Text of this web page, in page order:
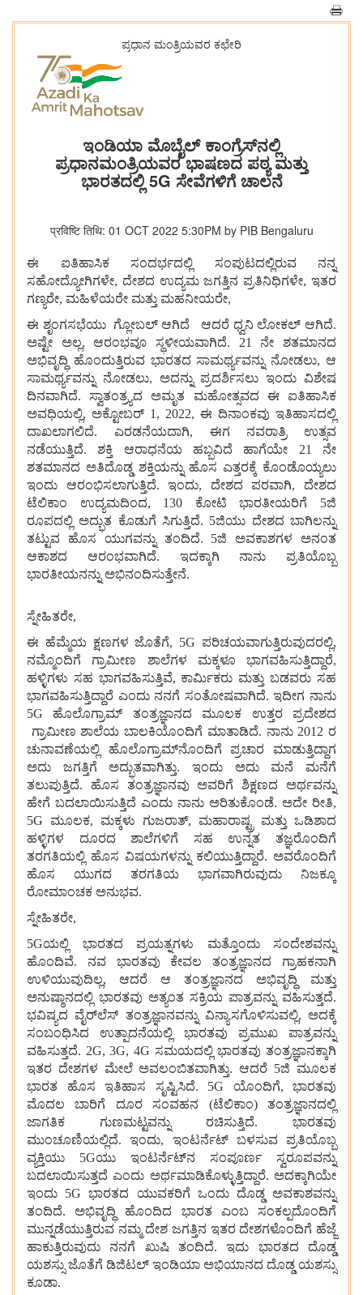
ಪ್ರಧಾನ ಮಂತ್ರಿಯವರ ಕಛೇರಿ
ಇಂಡಿಯಾ ಮೊಬೈಲ್ ಕಾಂಗ್ರೆಸ್‌ನಲ್ಲಿ
ಪ್ರಧಾನಮಂತ್ರಿಯವರ ಭಾಷಣದ ಪಠ್ಯ ಮತ್ತು
ಭಾರತದಲ್ಲಿ 5G ಸೇವೆಗಳಿಗೆ ಚಾಲನೆ
प्रविष्टि तिथि: 01 OCT 2022 5:30PM by PIB Bengaluru
ಈ ಐತಿಹಾಸಿಕ ಸಂದರ್ಭದಲ್ಲಿ ಸಂಪುಟದಲ್ಲಿರುವ ನನ್ನ
ಸಹೋದ್ಯೋಗಿಗಳೇ, ದೇಶದ ಉದ್ಯಮ ಜಗತ್ತಿನ ಪ್ರತಿನಿಧಿಗಳೇ, ಇತರ
ಗಣ್ಯರೇ, ಮಹಿಳೆಯರೇ ಮತ್ತು ಮಹನೀಯರೇ,
ಈ ಶೃಂಗಸಭೆಯು ಗ್ಲೋಬಲ್ ಆಗಿದೆ ಆದರೆ ಧ್ವನಿ ಲೋಕಲ್ ಆಗಿದೆ.
ಅಷ್ಟೇ ಅಲ್ಲ, ಆರಂಭವೂ ಸ್ಥಳೀಯವಾಗಿದೆ. 21 ನೇ ಶತಮಾನದ
ಅಭಿವೃದ್ಧಿ ಹೊಂದುತ್ತಿರುವ ಭಾರತದ ಸಾಮರ್ಥ್ಯವನ್ನು ನೋಡಲು, ಆ
ಸಾಮರ್ಥ್ಯವನ್ನು ನೋಡಲು, ಅದನ್ನು ಪ್ರದರ್ಶಿಸಲು ಇಂದು ವಿಶೇಷ
ದಿನವಾಗಿದೆ. ಸ್ವಾತಂತ್ರ್ಯದ ಅಮೃತ ಮಹೋತ್ಸವದ ಈ ಐತಿಹಾಸಿಕ
ಅವಧಿಯಲ್ಲಿ, ಅಕ್ಟೋಬರ್ 1, 2022, ಈ ದಿನಾಂಕವು ಇತಿಹಾಸದಲ್ಲಿ
ದಾಖಲಾಗಲಿದೆ. ಎರಡನೆಯದಾಗಿ, ಈಗ ನವರಾತ್ರಿ ಉತ್ಸವ
ನಡೆಯುತ್ತಿದೆ. ಶಕ್ತಿ ಆರಾಧನೆಯ ಹಬ್ಬವಿದೆ ಹಾಗೆಯೇ 21 ನೇ
ಶತಮಾನದ ಅತಿದೊಡ್ಡ ಶಕ್ತಿಯನ್ನು ಹೊಸ ಎತ್ತರಕ್ಕೆ ಕೊಂಡೊಯ್ಯಲು
ಇಂದು ಆರಂಭಿಸಲಾಗುತ್ತಿದೆ. ಇಂದು, ದೇಶದ ಪರವಾಗಿ, ದೇಶದ
ಟೆಲಿಕಾಂ ಉದ್ಯಮದಿಂದ, 130 ಕೋಟಿ ಭಾರತೀಯರಿಗೆ 5ಜಿ
ರೂಪದಲ್ಲಿ ಅದ್ಭುತ ಕೊಡುಗೆ ಸಿಗುತ್ತಿದೆ. 5ಜಿಯು ದೇಶದ ಬಾಗಿಲನ್ನು
ತಟ್ಟುವ ಹೊಸ ಯುಗವನ್ನು ತಂದಿದೆ. 5ಜಿ ಅವಕಾಶಗಳ ಅನಂತ
ಆಕಾಶದ ಆರಂಭವಾಗಿದೆ. ಇದಕ್ಕಾಗಿ ನಾನು ಪ್ರತಿಯೊಬ್ಬ
ಭಾರತೀಯನನ್ನು ಅಭಿನಂದಿಸುತ್ತೇನೆ.
ಸ್ನೇಹಿತರೇ,
ಈ ಹೆಮ್ಮೆಯ ಕ್ಷಣಗಳ ಜೊತೆಗೆ, 5G ಪರಿಚಯವಾಗುತ್ತಿರುವುದರಲ್ಲಿ,
ನಮ್ಮೊಂದಿಗೆ ಗ್ರಾಮೀಣ ಶಾಲೆಗಳ ಮಕ್ಕಳೂ ಭಾಗವಹಿಸುತ್ತಿದ್ದಾರೆ,
ಹಳ್ಳಿಗಳು ಸಹ ಭಾಗವಹಿಸುತ್ತಿವೆ, ಕಾರ್ಮಿಕರು ಮತ್ತು ಬಡವರು ಸಹ
ಭಾಗವಹಿಸುತ್ತಿದ್ದಾರೆ ಎಂದು ನನಗೆ ಸಂತೋಷವಾಗಿದೆ. ಇದೀಗ ನಾನು
5G ಹೊಲೊಗ್ರಾಮ್ ತಂತ್ರಜ್ಞಾನದ ಮೂಲಕ ಉತ್ತರ ಪ್ರದೇಶದ
ಗ್ರಾಮೀಣ ಶಾಲೆಯ ಬಾಲಕಿಯೊಂದಿಗೆ ಮಾತಾಡಿದೆ. ನಾನು 2012 ರ
ಚುನಾವಣೆಯಲ್ಲಿ ಹೊಲೊಗ್ರಾಮ್‌ನೊಂದಿಗೆ ಪ್ರಚಾರ ಮಾಡುತ್ತಿದ್ದಾಗ
ಅದು ಜಗತ್ತಿಗೆ ಅದ್ಭುತವಾಗಿತ್ತು. ಇಂದು ಅದು ಮನೆ ಮನೆಗೆ
ತಲುಪುತ್ತಿದೆ. ಹೊಸ ತಂತ್ರಜ್ಞಾನವು ಅವರಿಗೆ ಶಿಕ್ಷಣದ ಅರ್ಥವನ್ನು
ಹೇಗೆ ಬದಲಾಯಿಸುತ್ತಿದೆ ಎಂದು ನಾನು ಅರಿತುಕೊಂಡೆ. ಅದೇ ರೀತಿ,
5G ಮೂಲಕ, ಮಕ್ಕಳು ಗುಜರಾತ್, ಮಹಾರಾಷ್ಟ್ರ ಮತ್ತು ಒಡಿಶಾದ
ಹಳ್ಳಿಗಳ ದೂರದ ಶಾಲೆಗಳಿಗೆ ಸಹ ಉನ್ನತ ತಜ್ಞರೊಂದಿಗೆ
ತರಗತಿಯಲ್ಲಿ ಹೊಸ ವಿಷಯಗಳನ್ನು ಕಲಿಯುತ್ತಿದ್ದಾರೆ. ಅವರೊಂದಿಗೆ
ಹೊಸ ಯುಗದ ತರಗತಿಯ ಭಾಗವಾಗಿರುವುದು ನಿಜಕ್ಕೂ
ರೋಮಾಂಚಕ ಅನುಭವ.
ಸ್ನೇಹಿತರೇ,
5Gಯಲ್ಲಿ ಭಾರತದ ಪ್ರಯತ್ನಗಳು ಮತ್ತೊಂದು ಸಂದೇಶವನ್ನು
ಹೊಂದಿವೆ. ನವ ಭಾರತವು ಕೇವಲ ತಂತ್ರಜ್ಞಾನದ ಗ್ರಾಹಕನಾಗಿ
ಉಳಿಯುವುದಿಲ್ಲ, ಆದರೆ ಆ ತಂತ್ರಜ್ಞಾನದ ಅಭಿವೃದ್ಧಿ ಮತ್ತು
ಅನುಷ್ಠಾನದಲ್ಲಿ ಭಾರತವು ಅತ್ಯಂತ ಸಕ್ರಿಯ ಪಾತ್ರವನ್ನು ವಹಿಸುತ್ತದೆ.
ಭವಿಷ್ಯದ ವೈರ್‌ಲೆಸ್ ತಂತ್ರಜ್ಞಾನವನ್ನು ವಿನ್ಯಾಸಗೊಳಿಸುವಲ್ಲಿ, ಅದಕ್ಕೆ
ಸಂಬಂಧಿಸಿದ ಉತ್ಪಾದನೆಯಲ್ಲಿ ಭಾರತವು ಪ್ರಮುಖ ಪಾತ್ರವನ್ನು
ವಹಿಸುತ್ತದೆ. 2G, 3G, 4G ಸಮಯದಲ್ಲಿ ಭಾರತವು ತಂತ್ರಜ್ಞಾನಕ್ಕಾಗಿ
ಇತರ ದೇಶಗಳ ಮೇಲೆ ಅವಲಂಬಿತವಾಗಿತ್ತು. ಆದರೆ 5ಜಿ ಮೂಲಕ
ಭಾರತ ಹೊಸ ಇತಿಹಾಸ ಸೃಷ್ಟಿಸಿದೆ. 5G ಯೊಂದಿಗೆ, ಭಾರತವು
ಮೊದಲ ಬಾರಿಗೆ ದೂರ ಸಂವಹನ (ಟೆಲಿಕಾಂ) ತಂತ್ರಜ್ಞಾನದಲ್ಲಿ
ಜಾಗತಿಕ ಗುಣಮಟ್ಟವನ್ನು ರಚಿಸುತ್ತಿದೆ. ಭಾರತವು
ಮುಂಚೂಣಿಯಲ್ಲಿದೆ. ಇಂದು, ಇಂಟರ್ನೆಟ್ ಬಳಸುವ ಪ್ರತಿಯೊಬ್ಬ
ವ್ಯಕ್ತಿಯು 5Gಯು ಇಂಟರ್ನೆಟ್‌ನ ಸಂಪೂರ್ಣ ಸ್ವರೂಪವನ್ನು
ಬದಲಾಯಿಸುತ್ತದೆ ಎಂದು ಅರ್ಥಮಾಡಿಕೊಳ್ಳುತ್ತಿದ್ದಾರೆ. ಅದಕ್ಕಾಗಿಯೇ
ಇಂದು 5G ಭಾರತದ ಯುವಕರಿಗೆ ಒಂದು ದೊಡ್ಡ ಅವಕಾಶವನ್ನು
ತಂದಿದೆ. ಅಭಿವೃದ್ಧಿ ಹೊಂದಿದ ಭಾರತ ಎಂಬ ಸಂಕಲ್ಪದೊಂದಿಗೆ
ಮುನ್ನಡೆಯುತ್ತಿರುವ ನಮ್ಮ ದೇಶ ಜಗತ್ತಿನ ಇತರ ದೇಶಗಳೊಂದಿಗೆ ಹೆಜ್ಜೆ
ಹಾಕುತ್ತಿರುವುದು ನನಗೆ ಖುಷಿ ತಂದಿದೆ. ಇದು ಭಾರತದ ದೊಡ್ಡ
ಯಶಸ್ಸು ಜೊತೆಗೆ ಡಿಜಿಟಲ್ ಇಂಡಿಯಾ ಅಭಿಯಾನದ ದೊಡ್ಡ ಯಶಸ್ಸು
ಕೂಡಾ.